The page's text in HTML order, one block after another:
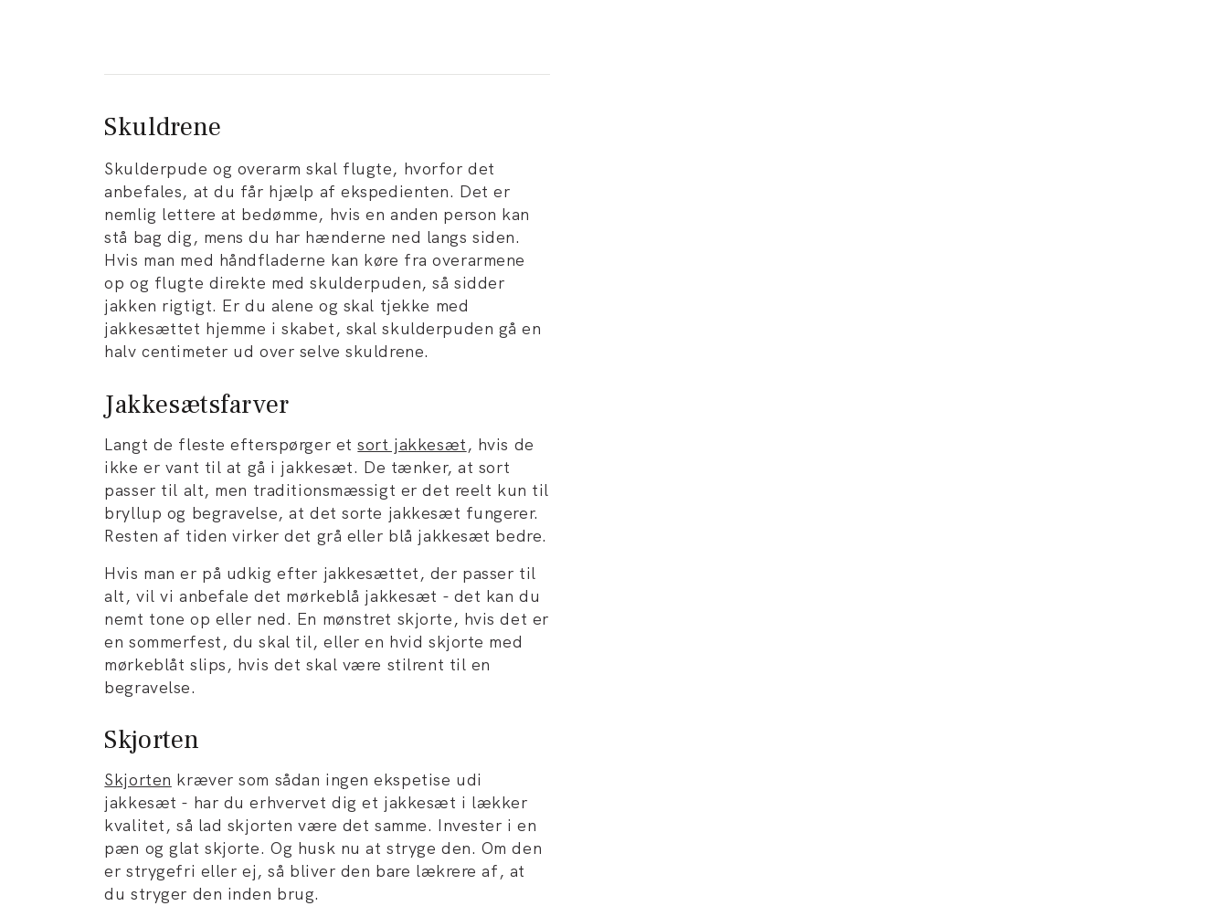
Skuldrene
Skulderpude og overarm skal flugte, hvorfor det
anbefales, at du får hjælp af ekspedienten. Det er
nemlig lettere at bedømme, hvis en anden person kan
stå bag dig, mens du har hænderne ned langs siden.
Hvis man med håndfladerne kan køre fra overarmene
op og flugte direkte med skulderpuden, så sidder
jakken rigtigt. Er du alene og skal tjekke med
jakkesættet hjemme i skabet, skal skulderpuden gå en
halv centimeter ud over selve skuldrene.
Jakkesætsfarver
Langt de fleste efterspørger etsort jakkesæt, hvis de
ikke er vant til at gå i jakkesæt. De tænker, at sort
passer til alt, men traditionsmæssigt er det reelt kun til
bryllup og begravelse, at det sorte jakkesæt fungerer.
Resten af tiden virker det grå eller blå jakkesæt bedre.
Hvis man er på udkig efter jakkesættet, der passer til
alt, vil vi anbefale det mørkeblå jakkesæt - det kan du
nemt tone op eller ned. En mønstret skjorte, hvis det er
en sommerfest, du skal til, eller en hvid skjorte med
mørkeblåt slips, hvis det skal være stilrent til en
begravelse.
Skjorten
Skjorten kræver som sådan ingen ekspetise udi
jakkesæt - har du erhvervet dig et jakkesæt i lækker
kvalitet, så lad skjorten være det samme. Invester i en
pæn og glat skjorte. Og husk nu at stryge den. Om den
er strygefri eller ej, så bliver den bare lækrere af, at
du stryger den inden brug.